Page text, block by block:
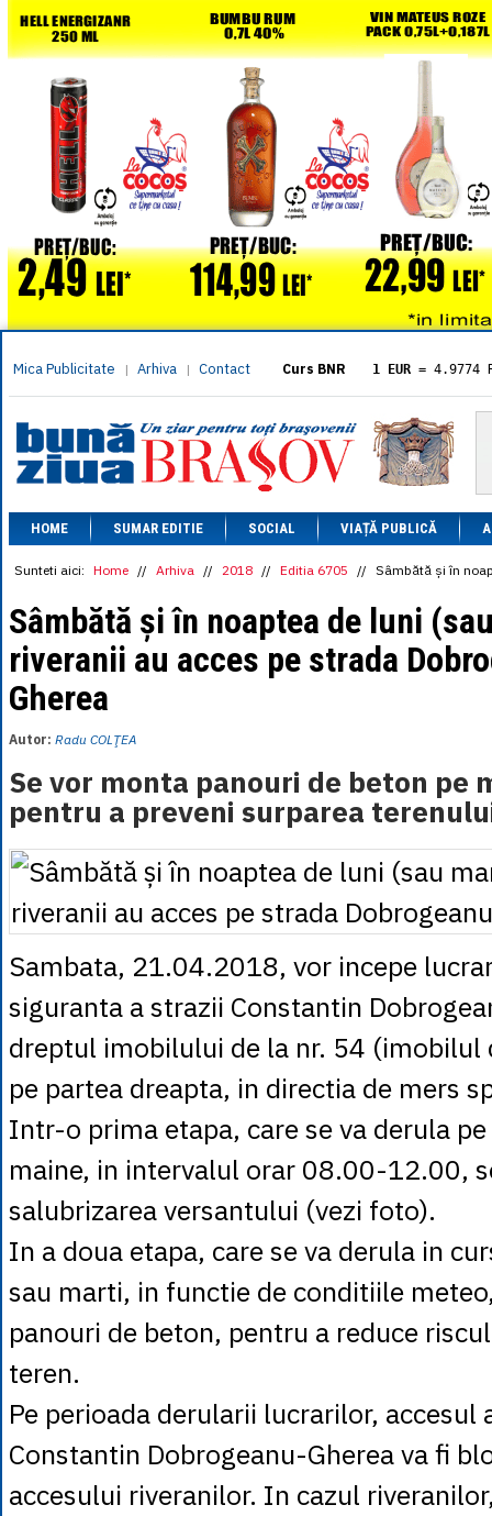
Mica Publicitate | Arhiva | Contact Curs BNR 1 EUR = 4.9774
= 5.8304
1 XAU= 464.4611
1 AED= 1.1933
1 AUD= 2.7957
1 BGN= 2.5449
1 CAD= 3.1559
1 CHF= 5.2813
1 CNY= 0.6015
1 DKK
= 0.6668
1 EGP
= 0.0860
1 HUF= 1.2223
1 INR
= 0.0513
1 NZD = 2.6097
1 PLN = 1.1646
1 RSD = 0.0425
1 SEK = 0.4526
1 TRY= 0.1141
1 UAH
= 0.1048
1 XDR= 5.9383
HOME SUMAR EDITIE SOCIAL VIAȚĂ PUBLICĂ
Sunteti aici: Home // Arhiva // 2018 // Editia 6705 // Sâmbătă și în
Sâmbătă și în noaptea de luni
riveranii au acces pe strada
Gherea
Autor: Radu COLŢEA
Se vor monta panouri de beton pe
pentru a preveni surparea
Sambata, 21.04.2018, vor incepe
siguranta a strazii Constantin
dreptul imobilului de la nr. 54 (imobilul
pe partea dreapta, in directia de mers
Intr-o prima etapa, care se va derula
maine, in intervalul orar 08.00-12.00,
salubrizarea versantului (vezi foto).
In a doua etapa, care se va derula in
sau marti, in functie de conditiile
panouri de beton, pentru a reduce
teren.
Pe perioada derularii lucrarilor, accesul
Constantin Dobrogeanu-Gherea va fi
accesului riveranilor. In cazul